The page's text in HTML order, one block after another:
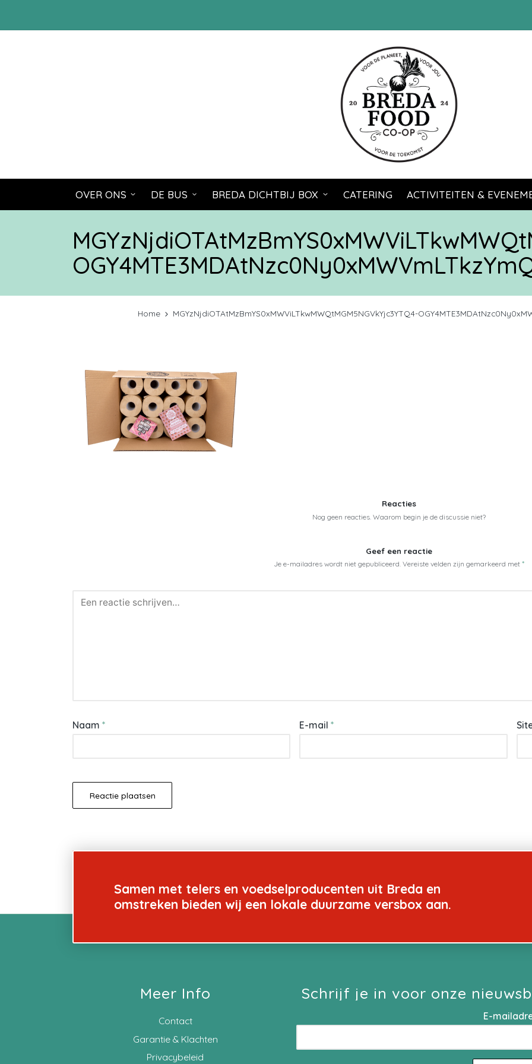
OVER ONS DE BUS BREDA DICHTBIJ BOX CATERING ACTIVITEITEN &
Home MGYzNjdiOTAtMzBmYS0xMWViLTkwMWQtMGM5NGVkYjc3YTQ4-
Reacties
Nog geen reacties. Waarom begin je de discussie niet?
Geef een reactie
Je e-mailadres wordt niet gepubliceerd. Vereiste velden zijn gemarkeerd met *
Naam * E-mail *
Samen met telers en voedselproducenten uit Breda en
omstreken bieden wij een lokale duurzame versbox aan.
Meer Info
Contact
Garantie & Klachten
Privacybeleid
Schrijf je in voor onze
E-